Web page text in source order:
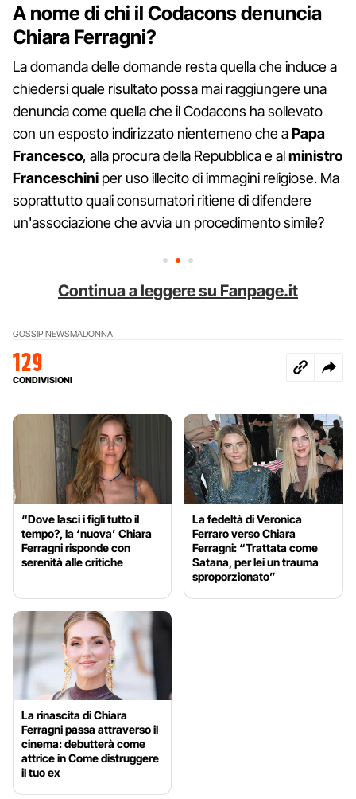
A nome di chi il Codacons denuncia
Chiara Ferragni?
La domanda delle domande resta quella che induce a
chiedersi quale risultato possa mai raggiungere una
denuncia come quella che il Codacons ha sollevato
con un esposto indirizzato nientemeno che aPapa
Francesco, alla procura della Repubblica e alministro
Franceschini per uso illecito di immagini religiose. Ma
soprattutto quali consumatori ritiene di difendere
un'associazione che avvia un procedimento simile?
Continua a leggere su Fanpage.it
GOSSIP NEWSMADONNA
129
CONDIVISIONI
“Dove lasci i figli tutto il
tempo?, la ‘nuova’ Chiara
Ferragni risponde con
serenità alle critiche
La fedeltà di Veronica
Ferraro verso Chiara
Ferragni: “Trattata come
Satana, per lei un trauma
sproporzionato”
La rinascita di Chiara
Ferragni passa attraverso il
cinema: debutterà come
attrice in Come distruggere
il tuo ex